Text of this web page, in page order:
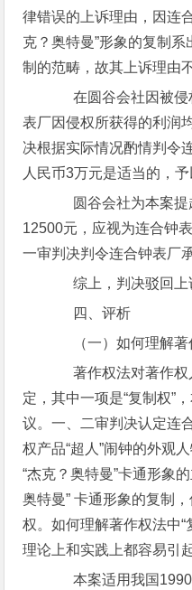
律错误的上诉理由，因连
克？奥特曼”形象的复制
制的范畴，故其上诉理由
在圆谷会社因被侵
表厂因侵权所获得的利润
决根据实际情况酌情判令
人民币3万元是适当的，予
圆谷会社为本案提
12500元，应视为连合钟
一审判决判令连合钟表厂
综上，判决驳回上
四、评析
（一）如何理解著
著作权法对著作权
定，其中一项是“复制权”
议。一、二审判决认定连
权产品“超人”闹钟的外观
“杰克？奥特曼”卡通形象
奥特曼” 卡通形象的复制
权。如何理解著作权法中
理论上和实践上都容易引
本案适用我国1990